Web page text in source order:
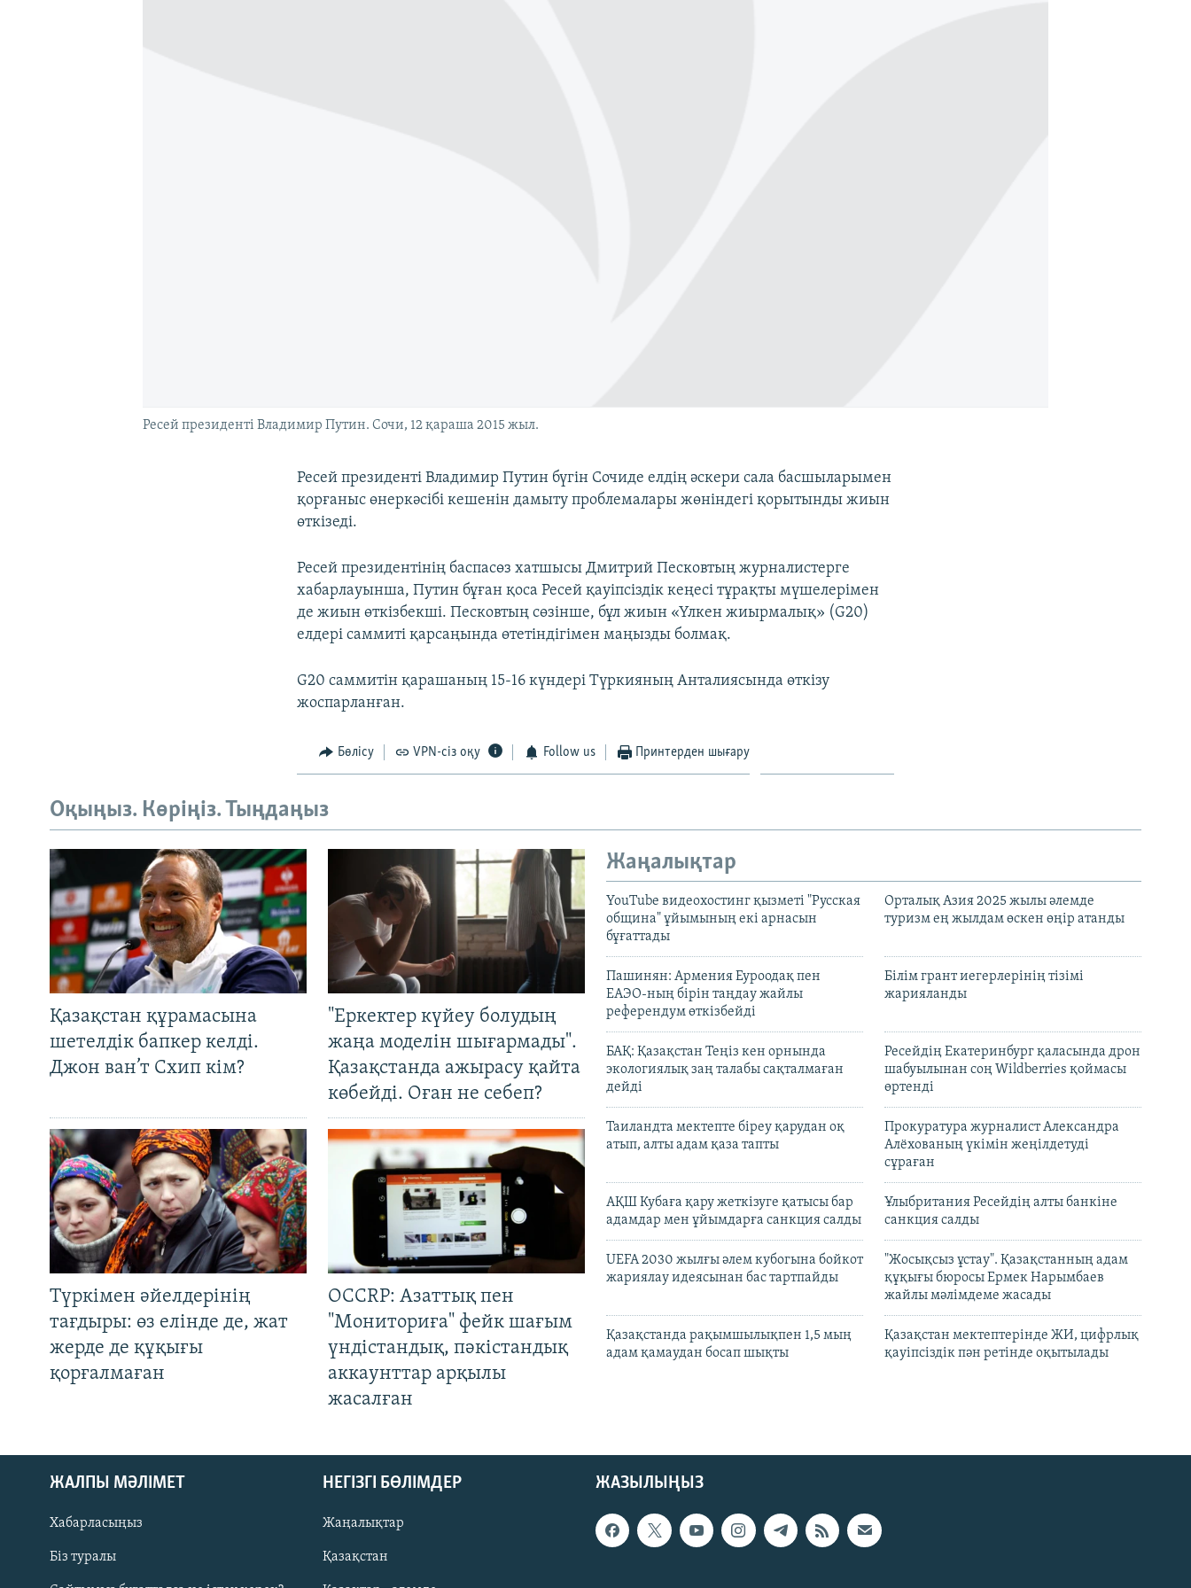
Русский
Ресей президенті Владимир Путин. Сочи, 12 қараша 2015 жыл.
Ресей президенті Владимир Путин бүгін Сочиде елдің әскери сала басшыларымен
қорғаныс өнеркәсібі кешенін дамыту проблемалары жөніндегі қорытынды жиын
өткізеді.
Ресей президентінің баспасөз хатшысы Дмитрий Песковтың журналистерге
хабарлауынша, Путин бұған қоса Ресей қауіпсіздік кеңесі тұрақты мүшелерімен
де жиын өткізбекші. Песковтың сөзінше, бұл жиын «Үлкен жиырмалық» (G20)
елдері саммиті қарсаңында өтетіндігімен маңызды болмақ.
G20 саммитін қарашаның 15-16 күндері Түркияның Анталиясында өткізу
жоспарланған.
Бөлісу VPN-сіз оқу Follow us Принтерден шығару
Оқыңыз. Көріңіз. Тыңдаңыз
Қазақстан құрамасына
шетелдік бапкер келді.
Джон ван’т Схип кім?
"Еркектер күйеу болудың
жаңа моделін шығармады".
Қазақстанда ажырасу қайта
көбейді. Оған не себеп?
Түркімен әйелдерінің
тағдыры: өз елінде де, жат
жерде де құқығы
қорғалмаған
OCCRP: Азаттық пен
"Мониториға" фейк шағым
үндістандық, пәкістандық
аккаунттар арқылы
жасалған
Жаңалықтар
YouTube видеохостинг қызметі "Русская
община" ұйымының екі арнасын
бұғаттады
Орталық Азия 2025 жылы әлемде
туризм ең жылдам өскен өңір атанды
Пашинян: Армения Еуроодақ пен
ЕАЭО-ның бірін таңдау жайлы
референдум өткізбейді
Білім грант иегерлерінің тізімі
жарияланды
БАҚ: Қазақстан Теңіз кен орнында
экологиялық заң талабы сақталмаған
дейді
Ресейдің Екатеринбург қаласында дрон
шабуылынан соң Wildberries қоймасы
өртенді
Таиландта мектепте біреу қарудан оқ
атып, алты адам қаза тапты
Прокуратура журналист Александра
Алёхованың үкімін жеңілдетуді
сұраған
АҚШ Кубаға қару жеткізуге қатысы бар
адамдар мен ұйымдарға санкция салды
Ұлыбритания Ресейдің алты банкіне
санкция салды
UEFA 2030 жылғы әлем кубогына бойкот
жариялау идеясынан бас тартпайды
"Жосықсыз ұстау". Қазақстанның адам
құқығы бюросы Ермек Нарымбаев
жайлы мәлімдеме жасады
Қазақстанда рақымшылықпен 1,5 мың
адам қамаудан босап шықты
Қазақстан мектептерінде ЖИ, цифрлық
қауіпсіздік пән ретінде оқытылады
ЖАЗЫЛЫҢЫЗ
ЖАЛПЫ МӘЛІМЕТ
Хабарласыңыз
Біз туралы
НЕГІЗГІ БӨЛІМДЕР
Жаңалықтар
Қазақстан